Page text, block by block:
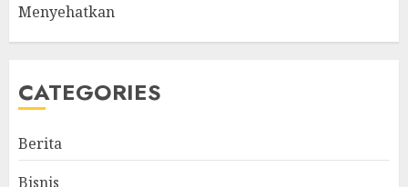
Menyehatkan
CATEGORIES
Berita
Bisnis